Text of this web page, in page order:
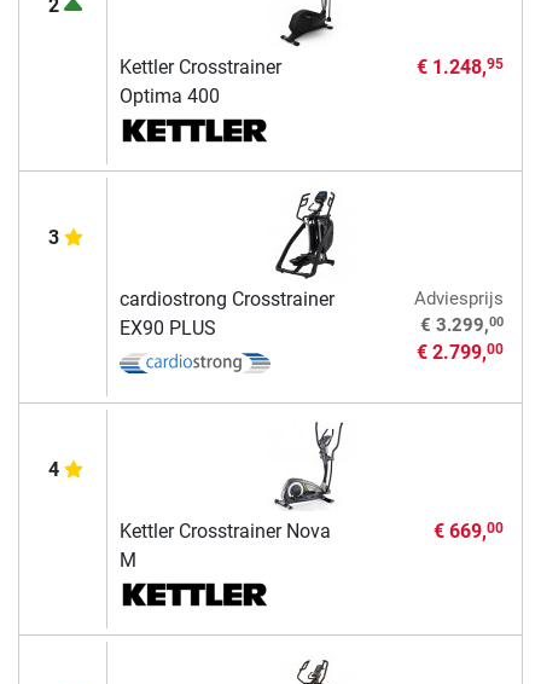
2
Kettler Crosstrainer
Optima 400
€ 1.248,95
3
cardiostrong Crosstrainer
EX90 PLUS
Adviesprijs
€ 3.299,00
€ 2.799,00
4
Kettler Crosstrainer Nova
M
€ 669,00